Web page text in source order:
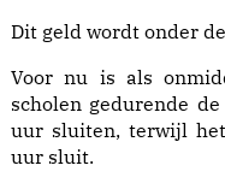
Dit geld wordt onder
Voor nu is als
scholen gedurende
uur sluiten, terwijl
uur sluit.